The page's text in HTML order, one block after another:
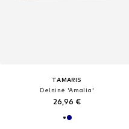
TAMARIS
Delninė 'Amalia'
26,96 €